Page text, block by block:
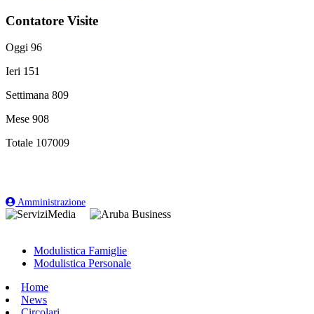
Contatore Visite
Oggi 96
Ieri 151
Settimana 809
Mese 908
Totale 107009
Amministrazione
Modulistica Famiglie
Modulistica Personale
Home
News